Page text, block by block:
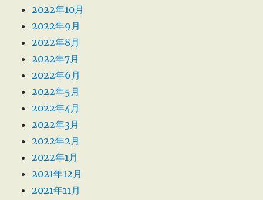
2022年10月
2022年9月
2022年8月
2022年7月
2022年6月
2022年5月
2022年4月
2022年3月
2022年2月
2022年1月
2021年12月
2021年11月